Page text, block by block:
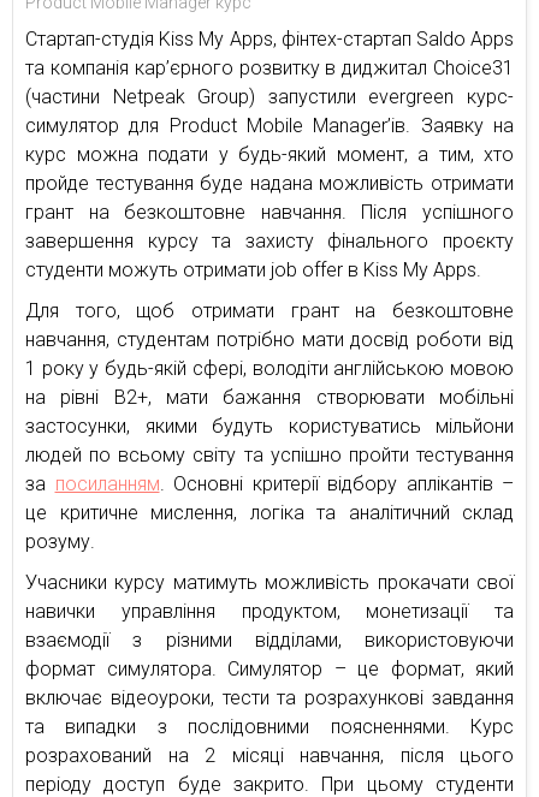
Стартап-студія Kiss My Apps, фінтех-стартап Saldo Apps
та компанія кар’єрного розвитку в диджитал Choice31
(частини Netpeak Group) запустили evergreen курс-
симулятор для Product Mobile Manager’ів. Заявку на
курс можна подати у будь-який момент, а тим, хто
пройде тестування буде надана можливість отримати
грант на безкоштовне навчання. Після успішного
завершення курсу та захисту фінального проєкту
студенти можуть отримати job offer в Kiss My Apps.
Для того, щоб отримати грант на безкоштовне
навчання, студентам потрібно мати досвід роботи від
1 року у будь-якій сфері, володіти англійською мовою
на рівні B2+, мати бажання створювати мобільні
застосунки, якими будуть користуватись мільйони
людей по всьому світу та успішно пройти тестування
за посиланням . Основні критерії відбору аплікантів –
це критичне мислення, логіка та аналітичний склад
розуму.
Учасники курсу матимуть можливість прокачати свої
навички управління продуктом, монетизації та
взаємодії з різними відділами, використовуючи
формат симулятора. Симулятор – це формат, який
включає відеоуроки, тести та розрахункові завдання
та випадки з послідовними поясненнями. Курс
розрахований на 2 місяці навчання, після цього
періоду доступ буде закрито. При цьому студенти